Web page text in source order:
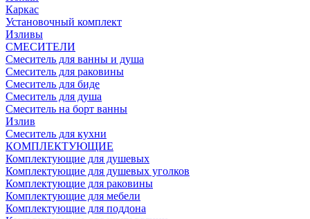
Каркас
Установочный комплект
Изливы
СМЕСИТЕЛИ
Смеситель для ванны и душа
Смеситель для раковины
Смеситель для биде
Смеситель для душа
Смеситель на борт ванны
Излив
Смеситель для кухни
КОМПЛЕКТУЮЩИЕ
Комплектующие для душевых
Комплектующие для душевых уголков
Комплектующие для раковины
Комплектующие для мебели
Комплектующие для поддона